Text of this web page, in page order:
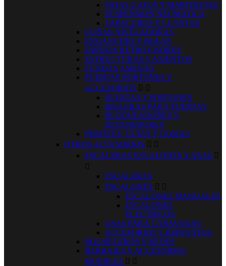
PATAS GATOS Y MARTINETES
SUSPENSION NEUMATICA
TAPACUBOS Y LLANTAS
CUÑAS NIVELADORAS
ENGANCHES Y BOLAS
ESPEJOS RETROVISORES
ESTRUCTURAS Y ASIENTOS
FUNDAS ASIENTO
PUERTAS PORTONES Y
ACCESORIOS  
PUERTAS Y PORTONES
BISAGRAS PARA PUERTAS
BLOQUEADORES Y
RETENEDORES
PERFILES, GUIAS Y GOMAS
OTROS ACCESORIOS  
ESCALERAS ESCALONES Y ASAS 

ESCALERAS
ESCALONES  
ESCALONES MANUALES
ESCALONES
ELECTRICOS
ASAS PARA CARAVANAS
ACCESORIOS Y REPUESTOS
BOLSILLEROS Y REDES
HERRAJES Y ACCESORIOS
MUEBLES  